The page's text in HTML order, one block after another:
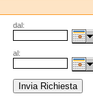
dal:
al: